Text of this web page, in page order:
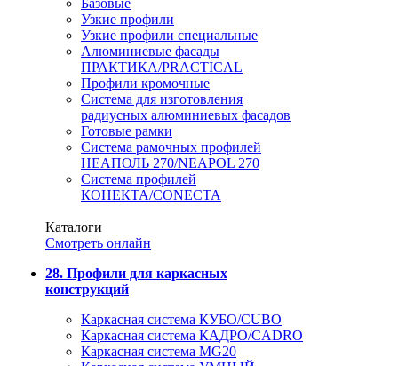
Базовые
Узкие профили
Узкие профили специальные
Алюминиевые фасады
ПРАКТИКА/PRACTICAL
Профили кромочные
Система для изготовления
радиусных алюминиевых фасадов
Готовые рамки
Система рамочных профилей
НЕАПОЛЬ 270/NEAPOL 270
Система профилей
КОНЕКТА/CONECTA
Каталоги
Смотреть онлайн
28. Профили для каркасных
конструкций
Каркасная система КУБО/CUBO
Каркасная система КАДРО/CADRO
Каркасная система MG20